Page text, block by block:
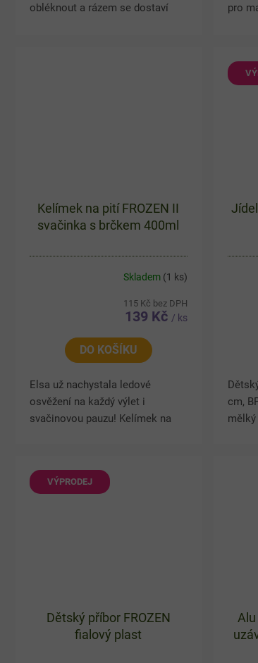
obléknout a rázem se dostaví
pro
Kelímek na pití FROZEN II
svačinka s brčkem 400ml
Skladem (1 ks)
115 Kč bez DPH
139 Kč / ks
DO KOŠÍKU
Elsa už nachystala ledové
osvěžení na každý výlet i
svačinovou pauzu! Kelímek na
drobnou svačinku zpříjemní
dětem...
cm,
VÝPRODEJ
Dětský příbor FROZEN
fialový plast